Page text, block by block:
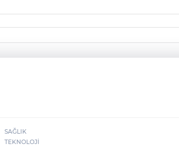
SAĞLIK
TEKNOLOJİ